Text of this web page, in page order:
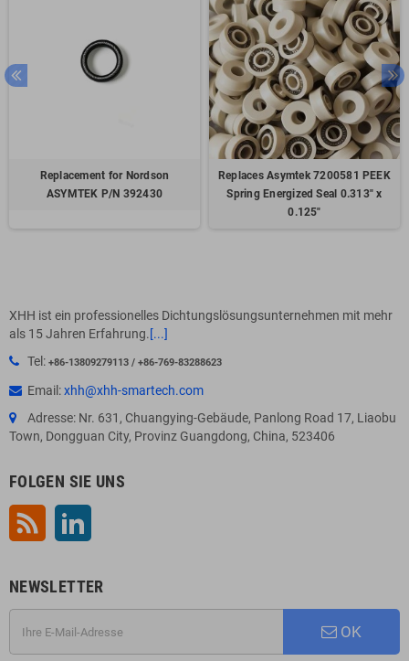
Replacement for Nordson
ASYMTEK P/N 392430
Replaces Asymtek 7200581 PEEK
Spring Energized Seal 0.313" x
0.125"
XHH ist ein professionelles Dichtungslösungsunternehmen mit mehr
als 15 Jahren Erfahrung. [...]
Tel: +86-13809279113 / +86-769-83288623
Email:xhh@xhh-smartech.com
Adresse: Nr. 631, Chuangying-Gebäude, Panlong Road 17, Liaobu
Town, Dongguan City, Provinz Guangdong, China, 523406
FOLGEN SIE UNS
RSS
NEWSLETTER
OK